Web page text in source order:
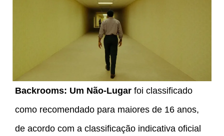
Backrooms: Um Não-Lugar foi classificado
como recomendado para maiores de 16 anos,
de acordo com a classificação indicativa oficial